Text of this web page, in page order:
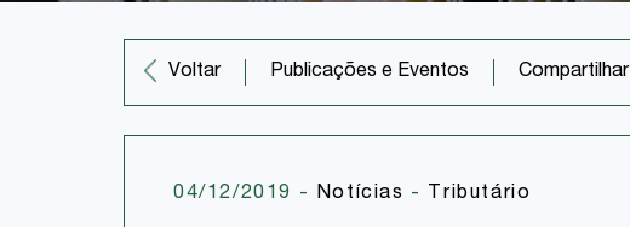
Voltar Publicações e Eventos Compartilhar
04/12/2019 - Notícias - Tributário